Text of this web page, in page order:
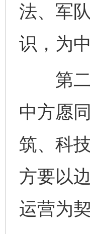
法、军
识，为
第二
中方愿
筑、科
方要以
运营为